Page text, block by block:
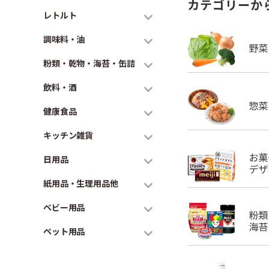
レトルト
調味料・油
粉類・乾物・海苔・缶詰
飲料・酒
健康食品
キッチン雑貨
日用品
紙用品・生理用品他
ベビー用品
ペット用品
カテゴリーか